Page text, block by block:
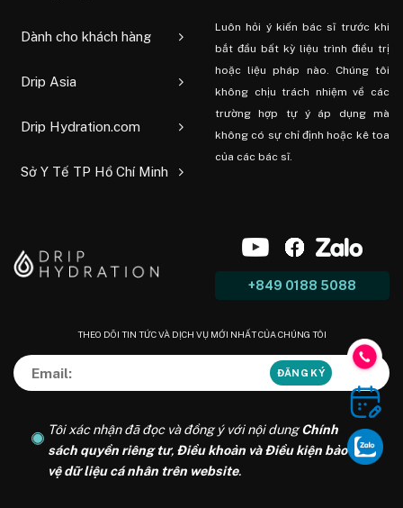
Dành cho khách hàng
Drip Asia
Drip Hydration.com
Sở Y Tế TP Hồ Chí Minh
Luôn hỏi ý kiến ​​bác sĩ trước khi
bắt đầu bất kỳ liệu trình điều trị
hoặc liệu pháp nào. Chúng tôi
không chịu trách nhiệm về các
trường hợp tự ý áp dụng mà
không có sự chỉ định hoặc kê toa
của các bác sĩ.
+849 0188 5088
THEO DÕI TIN TỨC VÀ DỊCH VỤ MỚI NHẤT CỦA CHÚNG TÔI
Tôi xác nhận đã đọc và đồng ý với nội dungChính
sách quyền riêng tư, Điều khoản và Điều kiện bảo
vệ dữ liệu cá nhân trên website.